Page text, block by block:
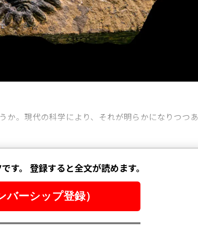
か。現代の科学により、それが明らかになりつつあ